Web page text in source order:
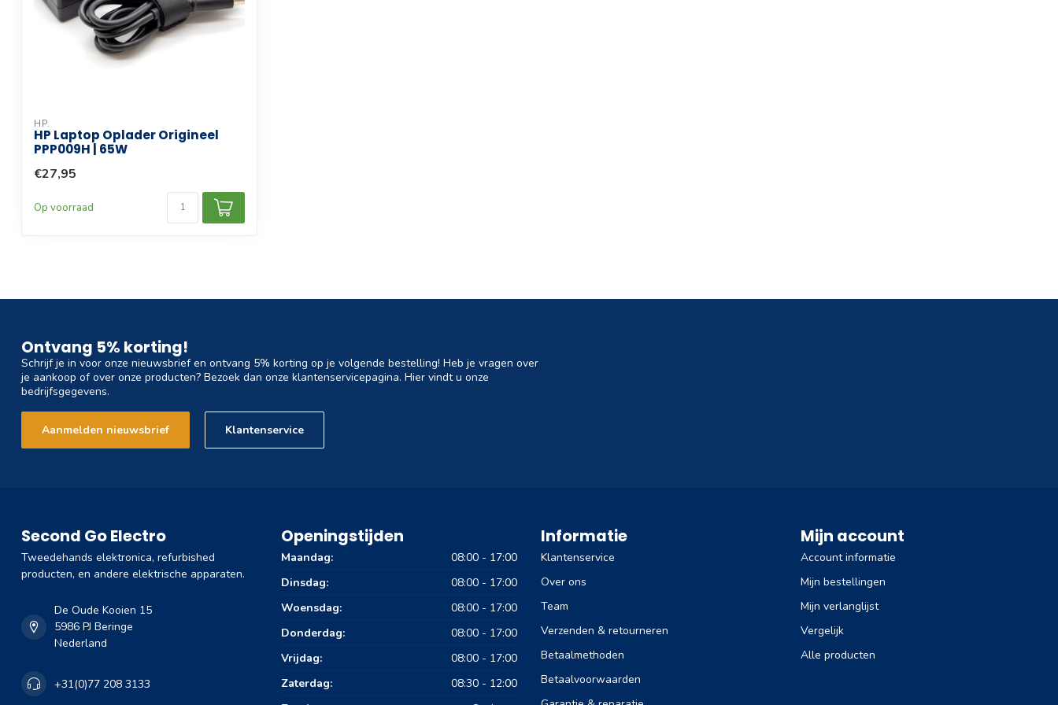
HP.
HP Laptop Oplader Origineel
PPP009H | 65W
€27,95
Op voorraad
Ontvang 5% korting!
Schrijf je in voor onze nieuwsbrief en ontvang 5% korting op je volgende bestelling! Heb je vragen over
je aankoop of over onze producten? Bezoek dan onze klantenservicepagina. Hier vindt u onze
bedrijfsgegevens.
Aanmelden nieuwsbrief Klantenservice
Second Go Electro
Tweedehands elektronica, refurbished
producten, en andere elektrische apparaten.
De Oude Kooien 15
5986 PJ Beringe
Nederland
+31(0)77 208 3133
Openingstijden
Maandag:
08:00 - 17:00
Dinsdag:
08:00 - 17:00
Woensdag:
08:00 - 17:00
Donderdag:
08:00 - 17:00
Vrijdag:
08:00 - 17:00
Zaterdag:
08:30 - 12:00
Informatie
Klantenservice
Over ons
Team
Verzenden & retourneren
Betaalmethoden
Betaalvoorwaarden
Mijn account
Account informatie
Mijn bestellingen
Mijn verlanglijst
Vergelijk
Alle producten